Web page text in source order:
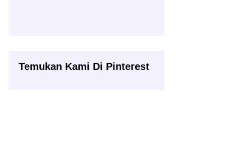
Temukan Kami Di Pinterest